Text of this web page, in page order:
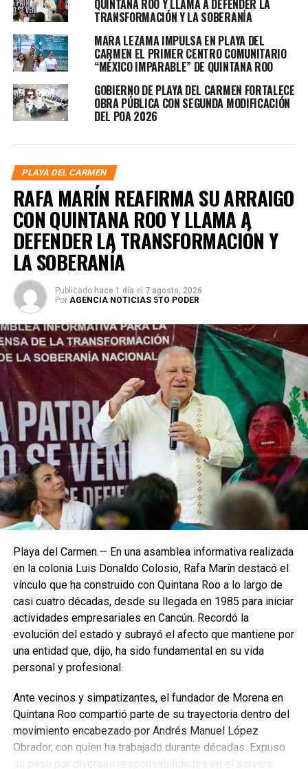
QUINTANA ROO Y LLAMA A DEFENDER LA
TRANSFORMACIÓN Y LA SOBERANÍA
MARA LEZAMA IMPULSA EN PLAYA DEL
CARMEN EL PRIMER CENTRO COMUNITARIO
“MÉXICO IMPARABLE” DE QUINTANA ROO
GOBIERNO DE PLAYA DEL CARMEN FORTALECE
OBRA PÚBLICA CON SEGUNDA MODIFICACIÓN
DEL POA 2026
PLAYA DEL CARMEN
RAFA MARÍN REAFIRMA SU ARRAIGO
CON QUINTANA ROO Y LLAMA A
DEFENDER LA TRANSFORMACIÓN Y
LA SOBERANÍA
Publicado hace 1 día el 7 agosto, 2026
Por AGENCIA NOTICIAS 5TO PODER
Playa del Carmen.— En una asamblea informativa realizada
en la colonia Luis Donaldo Colosio, Rafa Marín destacó el
vínculo que ha construido con Quintana Roo a lo largo de
casi cuatro décadas, desde su llegada en 1985 para iniciar
actividades empresariales en Cancún. Recordó la
evolución del estado y subrayó el afecto que mantiene por
una entidad que, dijo, ha sido fundamental en su vida
personal y profesional.
Ante vecinos y simpatizantes, el fundador de Morena en
Quintana Roo compartió parte de su trayectoria dentro del
movimiento encabezado por Andrés Manuel López
Obrador, con quien ha trabajado durante décadas. Expuso
su paso por diversas responsabilidades en el servicio